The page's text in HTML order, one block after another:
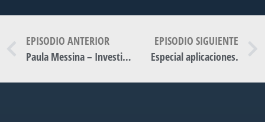
EPISODIO ANTERIOR
Paula Messina – Investigadora del CONICET en el Instituto de Química del Sur
EPISODIO SIGUIENTE
Especial aplicaciones.